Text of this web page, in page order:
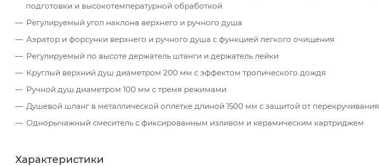
подготовки и высокотемпературной обработкой
Регулируемый угол наклона верхнего и ручного душа
Аэратор и форсунки верхнего и ручного душа с функцией легкого очищения
Регулируемый по высоте держатель штанги и держатель лейки
Круглый верхний душ диаметром 200 мм с эффектом тропического дождя
Ручной душ диаметром 100 мм с тремя режимами
Душевой шланг в металлической оплетке длиной 1500 мм с защитой от перекручивания
Однорычажный смеситель с фиксированным изливом и керамическим картриджем
Характеристики